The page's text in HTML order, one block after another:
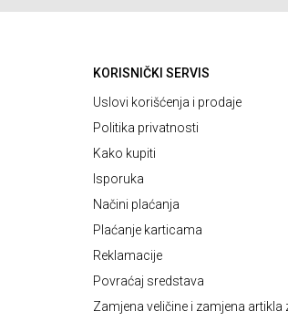
KORISNIČKI SERVIS
Uslovi korišćenja i prodaje
Politika privatnosti
Kako kupiti
Isporuka
Načini plaćanja
Plaćanje karticama
Reklamacije
Povraćaj sredstava
Zamjena veličine i zamjena artikla